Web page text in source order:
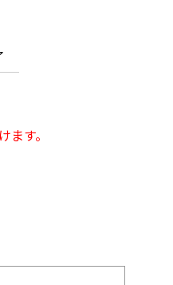
す。